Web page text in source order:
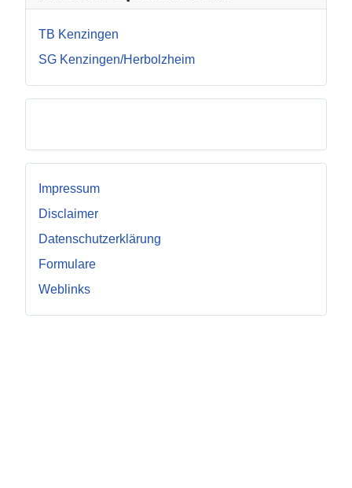
TB Kenzingen
SG Kenzingen/Herbolzheim
Impressum
Disclaimer
Datenschutzerklärung
Formulare
Weblinks